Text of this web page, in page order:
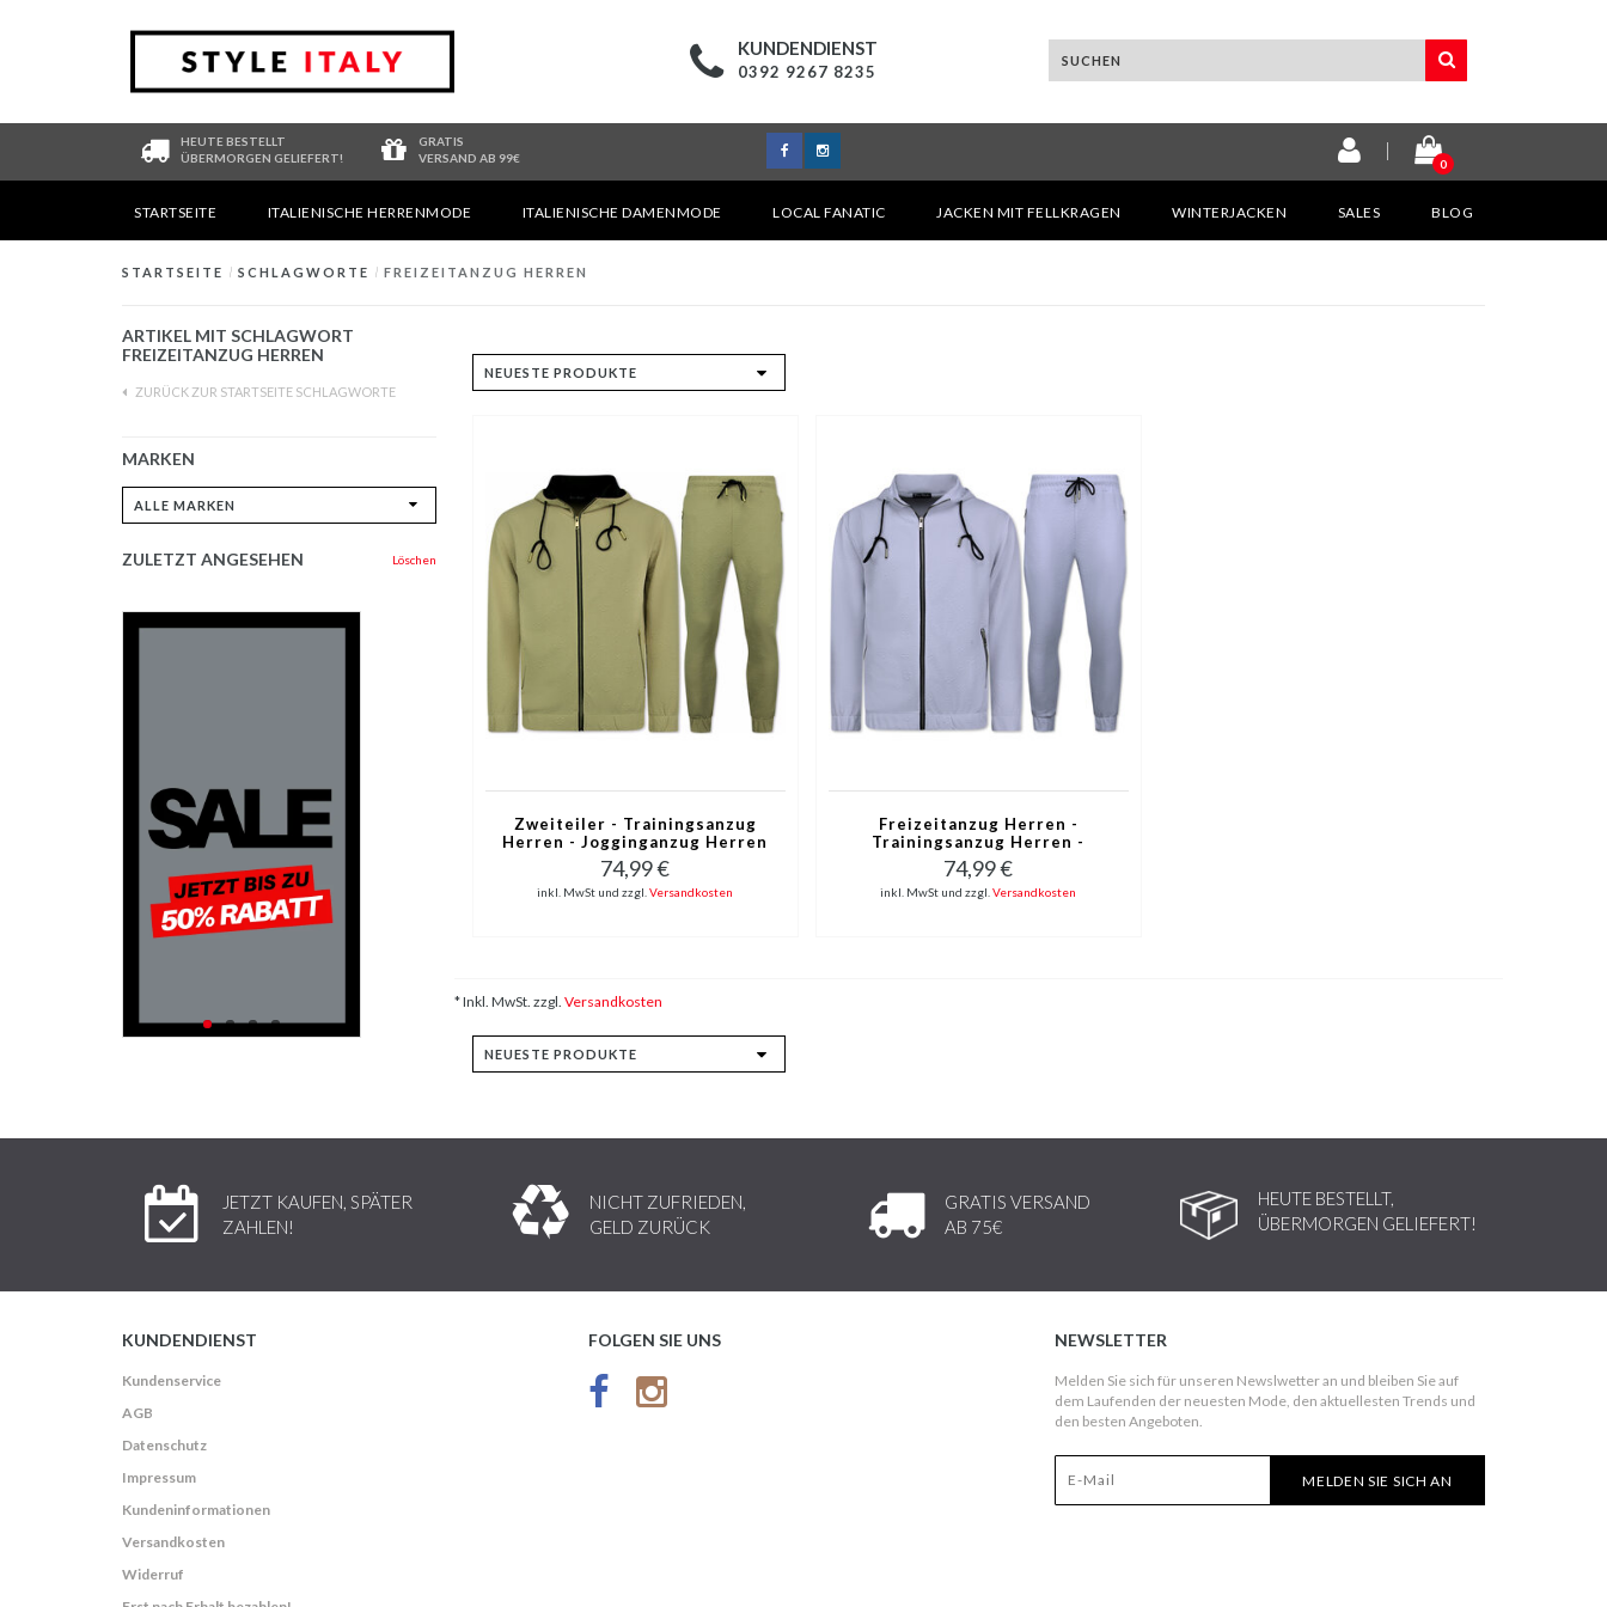
KUNDENDIENST
0392 9267 8235
HEUTE BESTELLT
ÜBERMORGEN GELIEFERT!
GRATIS
VERSAND AB 99€
0
STARTSEITE ITALIENISCHE HERRENMODE ITALIENISCHE DAMENMODE LOCAL FANATIC JACKEN MIT FELLKRAGEN WINTERJACKEN SALES BLOG
STARTSEITE / SCHLAGWORTE / FREIZEITANZUG HERREN
ARTIKEL MIT SCHLAGWORT
FREIZEITANZUG HERREN
ZURÜCK ZUR STARTSEITE SCHLAGWORTE
MARKEN
ZULETZT ANGESEHEN Löschen
Zweiteiler - Trainingsanzug
Herren - Jogginganzug Herren
Erwachsene - Heimanzug
Herren - 5035 - Braun
74,99 €
inkl. MwSt und zzgl.Versandkosten
Freizeitanzug Herren -
Trainingsanzug Herren -
Jogginganzug Herren
Erwachsene - 5035 - Weiß
74,99 €
inkl. MwSt und zzgl.Versandkosten
* Inkl. MwSt. zzgl. Versandkosten
JETZT KAUFEN, SPÄTER
ZAHLEN!
NICHT ZUFRIEDEN,
GELD ZURÜCK
GRATIS VERSAND
AB 75€
HEUTE BESTELLT,
ÜBERMORGEN GELIEFERT!
KUNDENDIENST
Kundenservice
AGB
Datenschutz
Impressum
Kundeninformationen
Versandkosten
Widerruf
FOLGEN SIE UNS NEWSLETTER
Melden Sie sich für unseren Newslwetter an und bleiben Sie auf
dem Laufenden der neuesten Mode, den aktuellesten Trends und
den besten Angeboten.
MELDEN SIE SICH AN